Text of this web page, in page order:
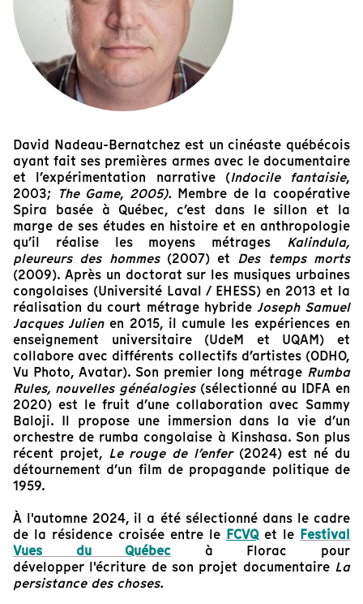
David Nadeau-Bernatchez est un cinéaste québécois
ayant fait ses premières armes avec le documentaire
et l’expérimentation narrative (Indocile fantaisie,
2003; The Game, 2005). Membre de la coopérative
Spira basée à Québec, c’est dans le sillon et la
marge de ses études en histoire et en anthropologie
qu’il réalise les moyens métrages Kalindula,
pleureurs des hommes(2007) et Des temps morts
(2009). Après un doctorat sur les musiques urbaines
congolaises (Université Laval / EHESS) en 2013 et la
réalisation du court métrage hybride Joseph Samuel
Jacques Julienen 2015, il cumule les expériences en
enseignement universitaire (UdeM et UQAM) et
collabore avec différents collectifs d’artistes (ODHO,
Vu Photo, Avatar). Son premier long métrage Rumba
Rules, nouvelles généalogies(sélectionné au IDFA en
2020) est le fruit d’une collaboration avec Sammy
Baloji. Il propose une immersion dans la vie d’un
orchestre de rumba congolaise à Kinshasa. Son plus
récent projet, Le rouge de l’enfer(2024) est né du
détournement d’un film de propagande politique de
1959.
À l'automne 2024, il a été sélectionné dans le cadre
de la résidence croisée entre le FCVQet le Festival
Vues du Québec à Florac pour
développer l'écriture de son projet documentaire La
persistance des choses.